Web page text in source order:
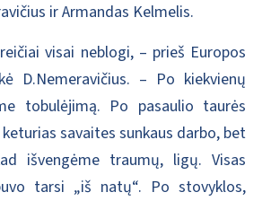
ir Armandas Kelmelis.
visai neblogi, – prieš Europos
D.Nemeravičius. – Po kiekvienų
tobulėjimą. Po pasaulio taurės
savaites sunkaus darbo, bet
išvengėme traumų, ligų. Visas
tarsi „iš natų“. Po stovyklos,